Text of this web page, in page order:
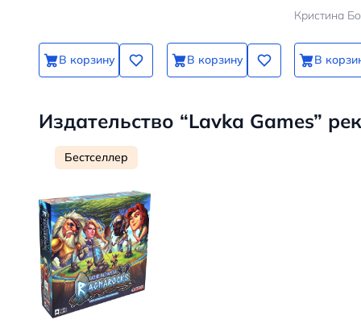
В корзину В корзину
100
ребенок
ближе
В
Издательство “Lavka Games”
Бестселлер